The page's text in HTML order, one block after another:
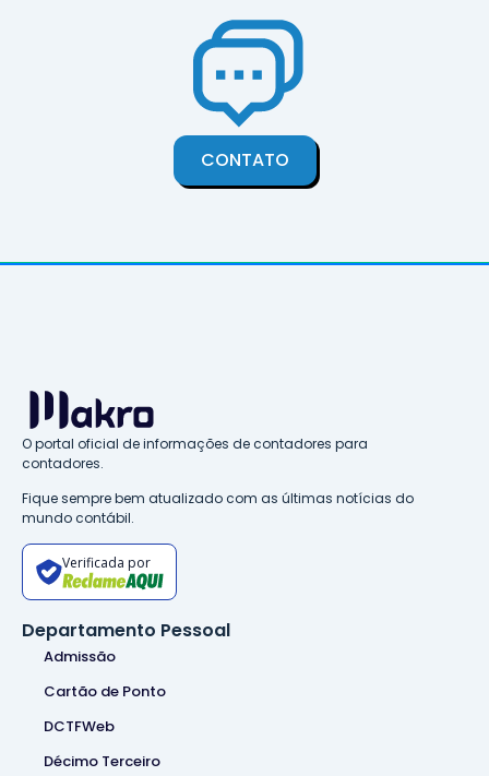
CONTATO
O portal oficial de informações de contadores para
contadores.
Fique sempre bem atualizado com as últimas notícias do
mundo contábil.
Verificada por
Departamento Pessoal
Admissão
Cartão de Ponto
DCTFWeb
Décimo Terceiro